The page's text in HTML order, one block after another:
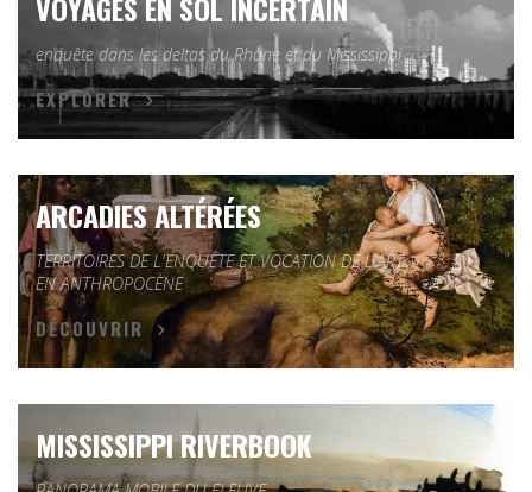
enquête dans les deltas du Rhône et du Mississippi
EXPLORER
ARCADIES ALTÉRÉES
TERRITOIRES DE L'ENQUÊTE ET VOCATION DE L'ART
EN ANTHROPOCÈNE
DÉCOUVRIR
MISSISSIPPI RIVERBOOK